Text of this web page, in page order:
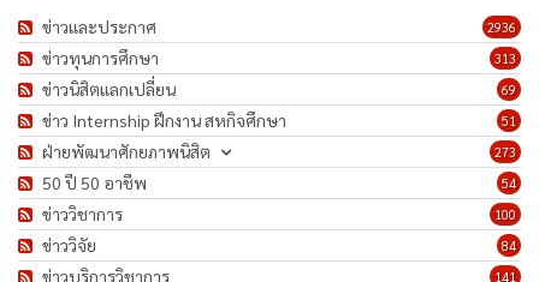
2936
ข่าวและประกาศ
313
ข่าวทุนการศึกษา
69
ข่าวนิสิตแลกเปลี่ยน
51
ข่าว Internship ฝึกงาน สหกิจศึกษา
273
ฝ่ายพัฒนาศักยภาพนิสิต
54
50 ปี 50 อาชีพ
100
ข่าววิชาการ
84
ข่าววิจัย
141
ข่าวบริการวิชาการ